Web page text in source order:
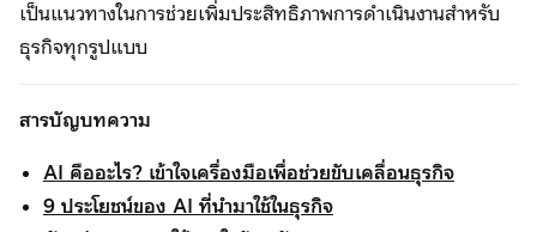
เป็นแนวทางในการช่วยเพิ่มประสิทธิภาพการดำเนินงานสำหรับ
ธุรกิจทุกรูปแบบ
สารบัญบทความ
AI คืออะไร? เข้าใจเครื่องมือเพื่อช่วยขับเคลื่อนธุรกิจ
9 ประโยชน์ของ AI ที่นำมาใช้ในธุรกิจ